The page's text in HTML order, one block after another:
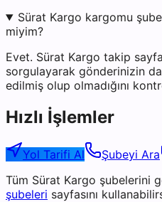
Sürat Kargo kargomu
miyim?
Evet. Sürat Kargo takip
sorgulayarak gönderinizin
edilmiş olup olmadığını
Hızlı İşlemler
Yol Tarifi Al Şubeyi Ara
Tüm Sürat Kargo şubelerini
şubeleri sayfasını